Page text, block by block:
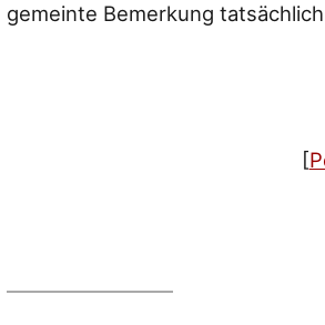
gemeinte Bemerkung
[